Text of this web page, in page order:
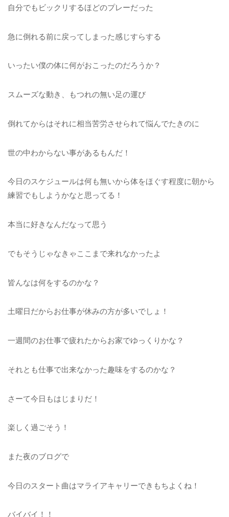
自分でもビックリするほどのプレーだった
急に倒れる前に戻ってしまった感じすらする
いったい僕の体に何がおこったのだろうか？
スムーズな動き、もつれの無い足の運び
倒れてからはそれに相当苦労させられて悩んでたきのに
世の中わからない事があるもんだ！
今日のスケジュールは何も無いから体をほぐす程度に朝から
練習でもしようかなと思ってる！
本当に好きなんだなって思う
でもそうじゃなきゃここまで来れなかったよ
皆んなは何をするのかな？
土曜日だからお仕事が休みの方が多いでしょ！
一週間のお仕事で疲れたからお家でゆっくりかな？
それとも仕事で出来なかった趣味をするのかな？
さーて今日もはじまりだ！
楽しく過ごそう！
また夜のブログで
今日のスタート曲はマライアキャリーできもちよくね！
バイバイ！！